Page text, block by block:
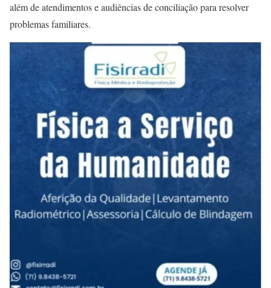
além de atendimentos e audiências de conciliação para resolver
problemas familiares.